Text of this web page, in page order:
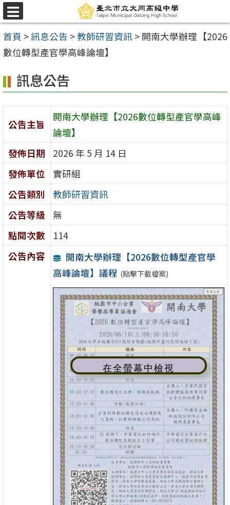
跳
至
主
要
容
區
選
單
首頁 >訊息公告 >教師研習資訊 > 開南大學辦理【2026
數位轉型產官學高峰論壇】
訊息公告
公告主旨
開南大學辦理【2026數位轉型產官學高峰
論壇】
發佈日期
2026 年 5 月 14 日
發佈單位
實研組
公告類別
教師研習資訊
公告等級
無
點閱次數
114
公告內容
開南大學辦理【2026數位轉型產官學
高峰論壇】議程 (點擊下載檔案)
在全螢幕中檢視